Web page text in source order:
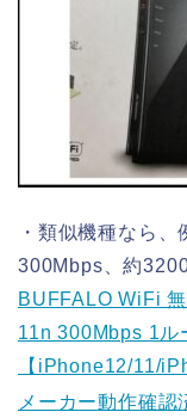
・類似機種なら
300Mbps、約3200
BUFFALO WiFi
11n 300Mbps 1ル
【iPhone12/11/
メーカー動作確認